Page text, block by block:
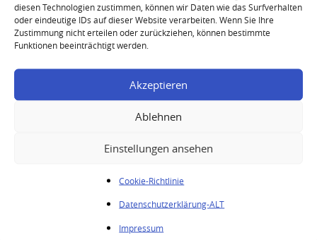
diesen Technologien zustimmen, können wir Daten wie das Surfverhalten
oder eindeutige IDs auf dieser Website verarbeiten. Wenn Sie Ihre
Zustimmung nicht erteilen oder zurückziehen, können bestimmte
Funktionen beeinträchtigt werden.
Akzeptieren
Ablehnen
Einstellungen ansehen
Cookie-Richtlinie
Datenschutzerklärung-ALT
Impressum
Ihre Anfrage
Sie möchten Ihre hochwertigen Spirituosen
verkaufen? Senden Sie uns gerne Ihre Anfrage